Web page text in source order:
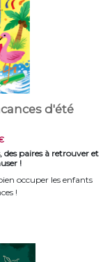
d'été
des paires à retrouver et
!
occuper les enfants
!